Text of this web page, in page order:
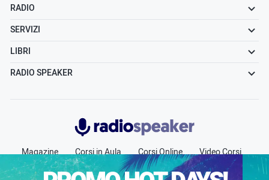
RADIO
SERVIZI
LIBRI
RADIO SPEAKER
Radiospeaker.it
Magazine Corsi in Aula Corsi Online
Video Corsi
Community
Radio Jobs Chi siamo
Contatti